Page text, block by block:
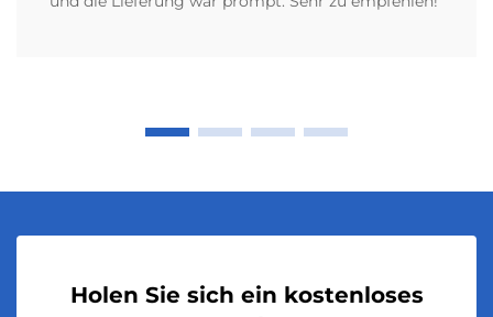
Holen Sie sich ein kostenloses